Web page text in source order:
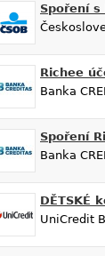
Spoření
Richee
Banka
Spoření
Banka
DĚTSKÉ
UniCredit